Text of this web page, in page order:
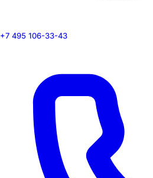
+7 495 106-33-43